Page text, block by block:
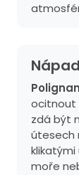
ocitnout
zdá být
útesech
klikatými
moře